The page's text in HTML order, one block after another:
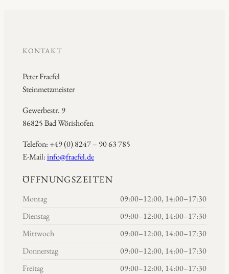
KONTAKT
Peter Fraefel
Steinmetzmeister
Gewerbestr. 9
86825 Bad Wörishofen
Telefon: +49 (0) 8247 – 90 63 785
E-Mail:info@fraefel.de
ÖFFNUNGSZEITEN
Montag
09:00–12:00, 14:00–17:30
Dienstag
09:00–12:00, 14:00–17:30
Mittwoch
09:00–12:00, 14:00–17:30
Donnerstag
09:00–12:00, 14:00–17:30
Freitag
09:00–12:00, 14:00–17:30